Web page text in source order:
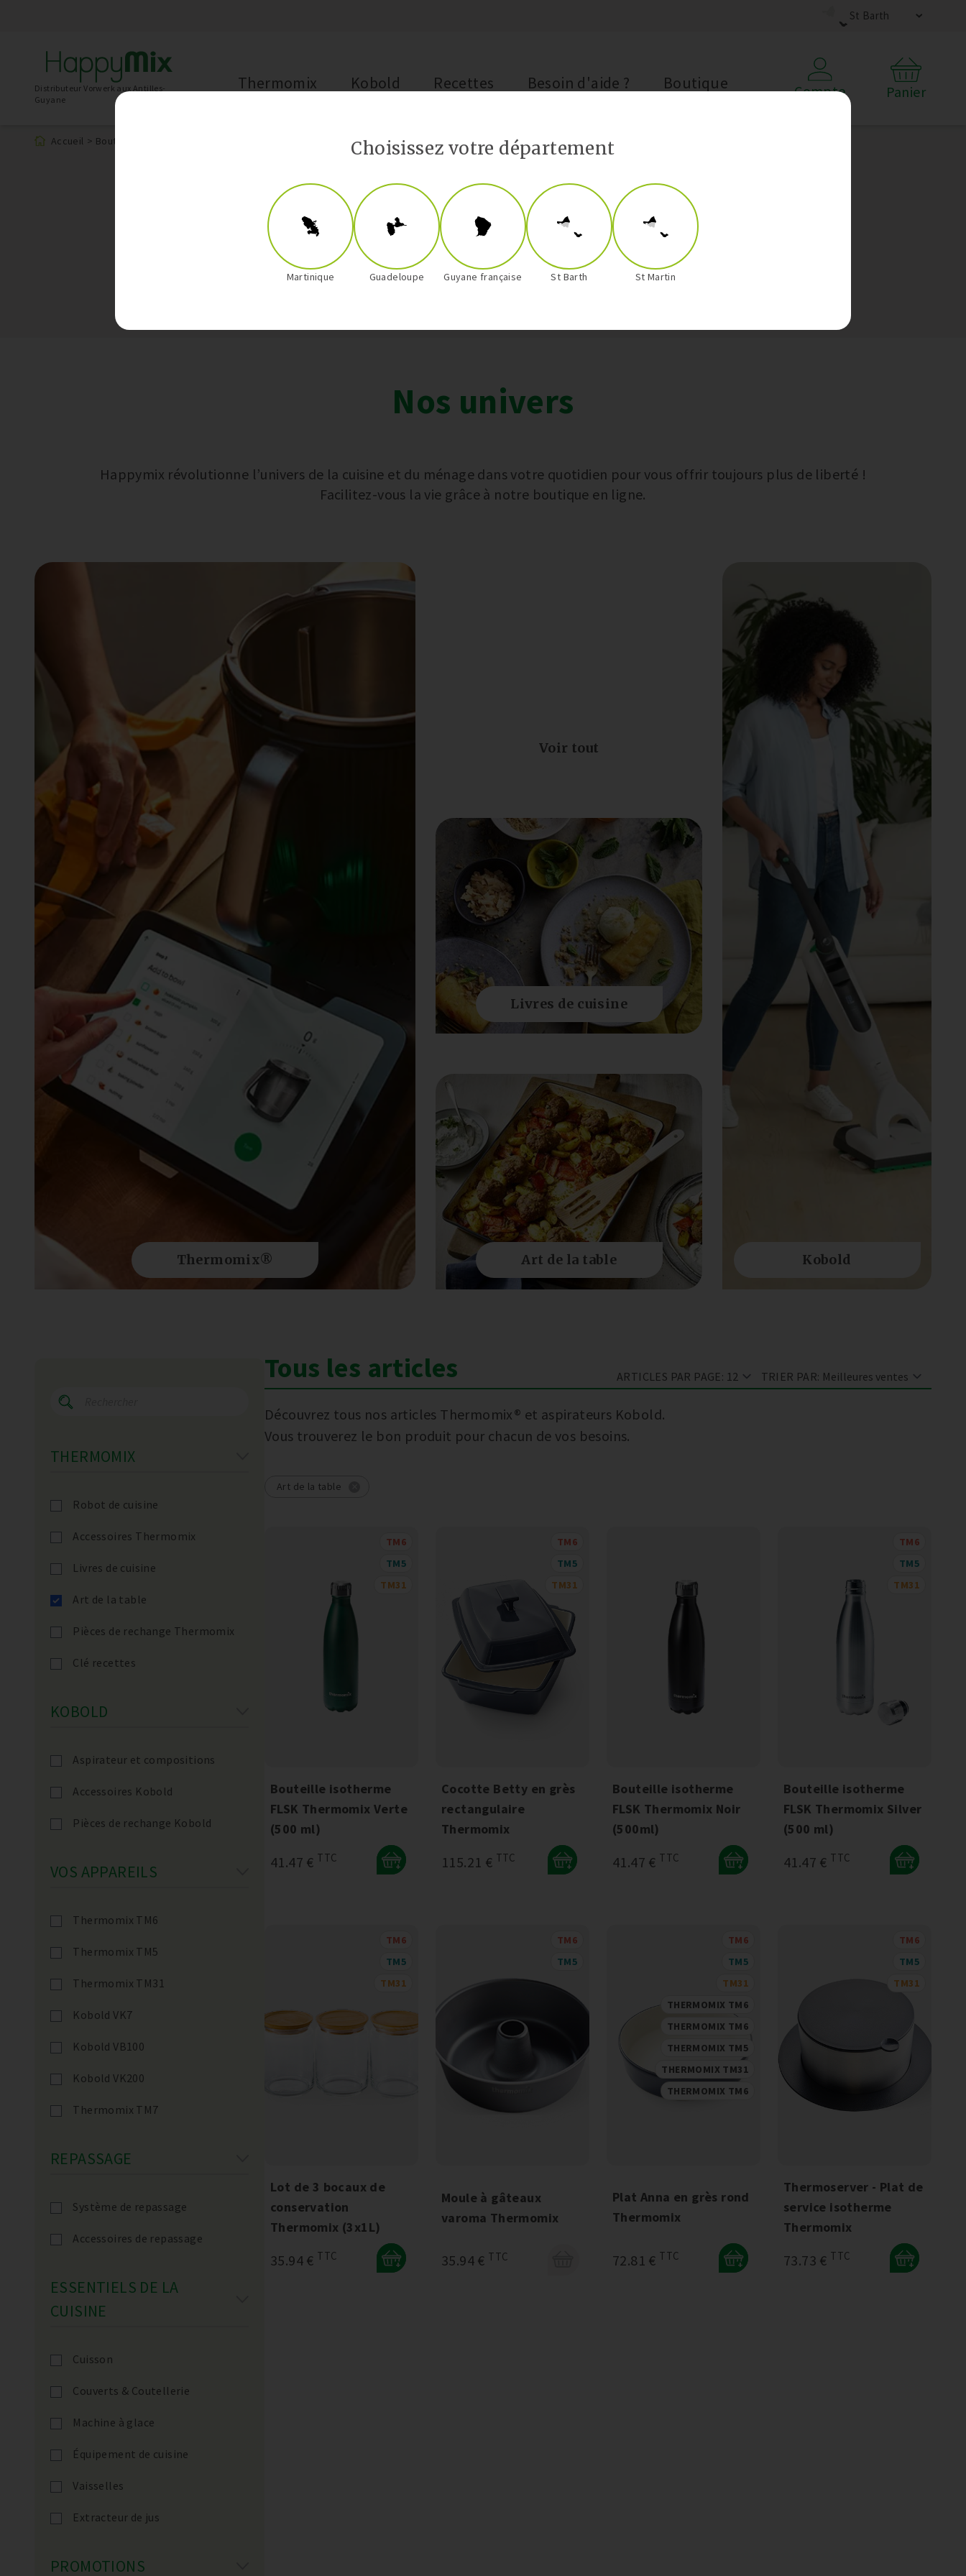
St Barth
Distributeur Vorwerk aux Antilles-
Guyane
Thermomix Kobold Recettes Besoin d'aide ? Boutique Compte Panier
Accueil > Boutique
Art de la table
Nos univers
Happymix révolutionne l’univers de la cuisine et du ménage dans votre quotidien pour vous offrir toujours plus de liberté !
Facilitez-vous la vie grâce à notre boutique en ligne.
Thermomix®
Voir tout
Livres de cuisine
Art de la table Kobold
THERMOMIX
Robot de cuisine
Accessoires Thermomix
Livres de cuisine
Art de la table
Pièces de rechange Thermomix
Clé recettes
KOBOLD
Aspirateur et compositions
Accessoires Kobold
Pièces de rechange Kobold
VOS APPAREILS
Thermomix TM6
Thermomix TM5
Thermomix TM31
Kobold VK7
Kobold VB100
Kobold VK200
Thermomix TM7
REPASSAGE
Système de repassage
Accessoires de repassage
ESSENTIELS DE LA
CUISINE
Cuisson
Couverts & Coutellerie
Machine à glace
Équipement de cuisine
Vaisselles
Extracteur de jus
PROMOTIONS
Tous les articles ARTICLES PAR PAGE: TRIER PAR:
Découvrez tous nos articles Thermomix® et aspirateurs Kobold.
Vous trouverez le bon produit pour chacun de vos besoins.
Art de la table
TM6
TM5
TM31
Bouteille isotherme
FLSK Thermomix Verte
(500 ml)
41.47 € TTC
+
TM6
TM5
TM31
Cocotte Betty en grès
rectangulaire
Thermomix
115.21 € TTC
+
Bouteille isotherme
FLSK Thermomix Noir
(500ml)
41.47 € TTC
+
TM6
TM5
TM31
Bouteille isotherme
FLSK Thermomix Silver
(500 ml)
41.47 € TTC
+
TM6
TM5
TM31
Lot de 3 bocaux de
conservation
Thermomix (3x1L)
35.94 € TTC
+
TM6
TM5
Moule à gâteaux
varoma Thermomix
35.94 € TTC
TM6
TM5
TM31
THERMOMIX TM6
THERMOMIX TM6
THERMOMIX TM5
THERMOMIX TM31
THERMOMIX TM6
Plat Anna en grès rond
Thermomix
72.81 € TTC
+
TM6
TM5
TM31
Thermoserver - Plat de
service isotherme
Thermomix
73.73 € TTC
+
Choisissez votre département
Martinique Guadeloupe Guyane française St Barth St Martin